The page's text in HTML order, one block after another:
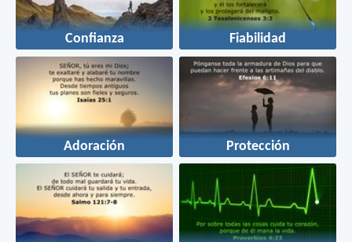
Confianza Fiabilidad
Adoración Protección